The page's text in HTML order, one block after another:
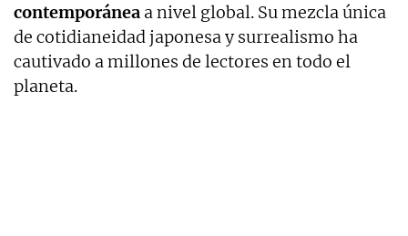
contemporánea a nivel global. Su mezcla única
de cotidianeidad japonesa y surrealismo ha
cautivado a millones de lectores en todo el
planeta.